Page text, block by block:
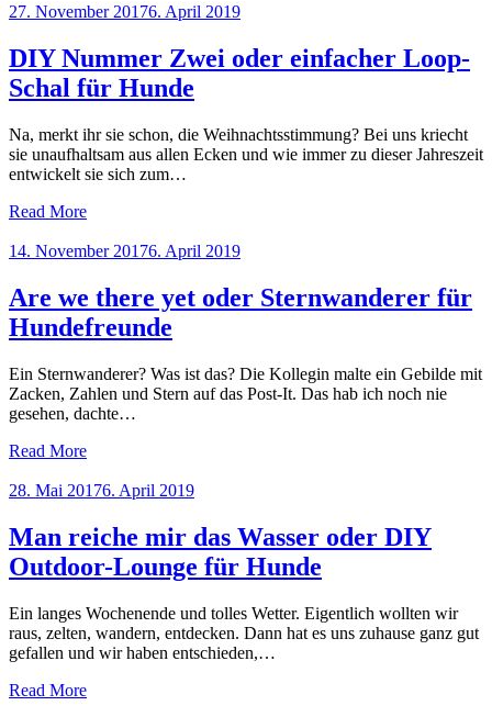
Posted
27. November 20176. April 2019
DIY Nummer Zwei oder einfacher Loop-
Schal für Hunde
Na, merkt ihr sie schon, die Weihnachtsstimmung? Bei uns kriecht
sie unaufhaltsam aus allen Ecken und wie immer zu dieser Jahreszeit
entwickelt sie sich zum…
Read More
Posted
14. November 20176. April 2019
Are we there yet oder Sternwanderer für
Hundefreunde
Ein Sternwanderer? Was ist das? Die Kollegin malte ein Gebilde mit
Zacken, Zahlen und Stern auf das Post-It. Das hab ich noch nie
gesehen, dachte…
Read More
Posted
28. Mai 20176. April 2019
Man reiche mir das Wasser oder DIY
Outdoor-Lounge für Hunde
Ein langes Wochenende und tolles Wetter. Eigentlich wollten wir
raus, zelten, wandern, entdecken. Dann hat es uns zuhause ganz gut
gefallen und wir haben entschieden,…
Read More